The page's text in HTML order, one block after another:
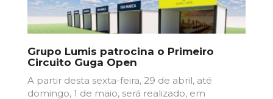
Grupo Lumis patrocina o Primeiro
Circuito Guga Open
A partir desta sexta-feira, 29 de abril, até
domingo, 1 de maio, será realizado, em